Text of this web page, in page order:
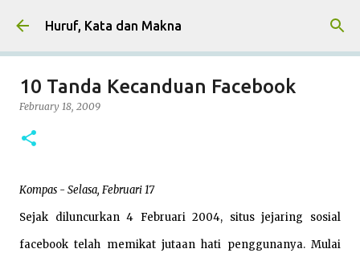
Skip to main content
Huruf, Kata dan Makna
10 Tanda Kecanduan Facebook
February 18, 2009
Kompas - Selasa, Februari 17
Sejak diluncurkan 4 Februari 2004, situs jejaring sosial
facebook telah memikat jutaan hati penggunanya. Mulai